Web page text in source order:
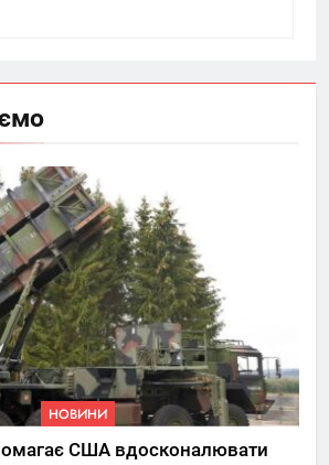
НОВИНИ
США вдосконалювати